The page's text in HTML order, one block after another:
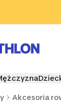
Akcesoria